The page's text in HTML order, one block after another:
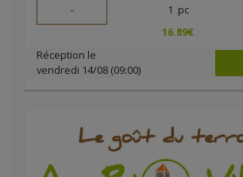
- 1 pc
16.89€
Réception le
vendredi 14/08 (09:00)